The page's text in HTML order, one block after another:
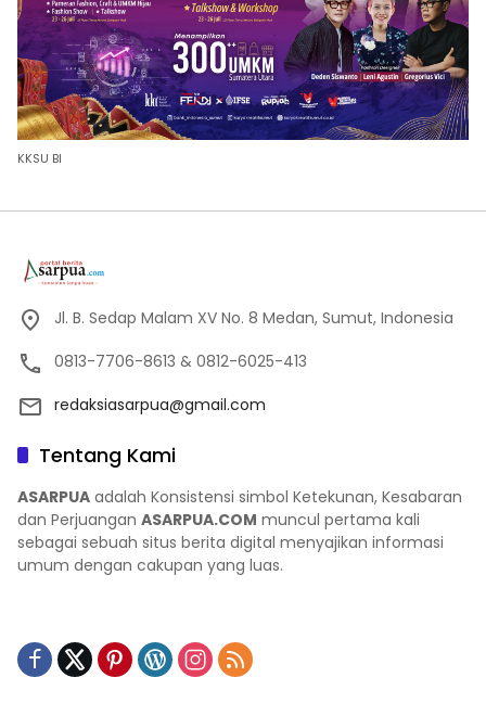
KKSU BI
Jl. B. Sedap Malam XV No. 8 Medan, Sumut, Indonesia
0813-7706-8613 & 0812-6025-413
redaksiasarpua@gmail.com
Tentang Kami
ASARPUA adalah Konsistensi simbol Ketekunan, Kesabaran
dan Perjuangan ASARPUA.COM muncul pertama kali
sebagai sebuah situs berita digital menyajikan informasi
umum dengan cakupan yang luas.